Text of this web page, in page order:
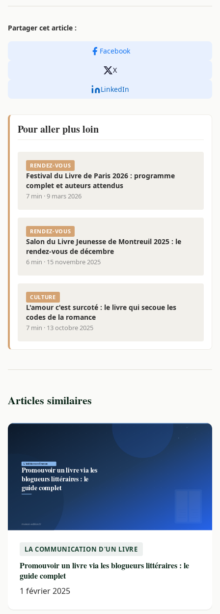
Partager cet article :
Facebook
X
LinkedIn
Pour aller plus loin
RENDEZ-VOUS
Festival du Livre de Paris 2026 : programme
complet et auteurs attendus
7 min · 9 mars 2026
RENDEZ-VOUS
Salon du Livre Jeunesse de Montreuil 2025 : le
rendez-vous de décembre
6 min · 15 novembre 2025
CULTURE
L'amour c'est surcoté : le livre qui secoue les
codes de la romance
7 min · 13 octobre 2025
Articles similaires
LA COMMUNICATION D'UN LIVRE
Promouvoir un livre via les blogueurs littéraires : le
guide complet
1 février 2025